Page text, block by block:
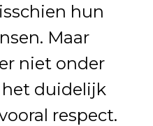
hun
Maar
niet onder
duidelijk
respect.